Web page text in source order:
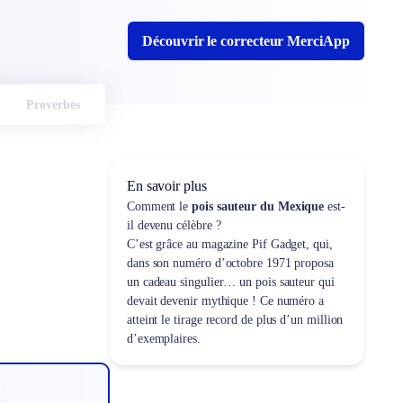
Découvrir le correcteur MerciApp
Proverbes
En savoir plus
Comment lepois sauteur du Mexique est-
il devenu célèbre ?
C’est grâce au magazine Pif Gadget, qui,
dans son numéro d’octobre 1971 proposa
un cadeau singulier… un pois sauteur qui
devait devenir mythique ! Ce numéro a
atteint le tirage record de plus d’un million
d’exemplaires.